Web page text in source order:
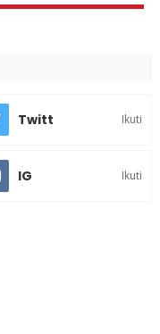
Twitt Ikuti
IG Ikuti